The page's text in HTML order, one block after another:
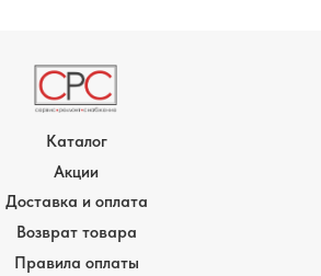
Доставка и оплата
Возврат товара
Каталог
Акции
Правила оплаты